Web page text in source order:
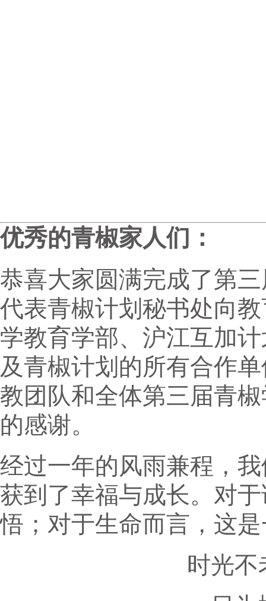
优秀的青椒家人们：
恭喜大家圆满完成了第
代表青椒计划秘书处向
学教育学部、沪江互加
及青椒计划的所有合作
教团队和全体第三届青
的感谢。
经过一年的风雨兼程，
获到了幸福与成长。对
悟；对于生命而言，这
时光不